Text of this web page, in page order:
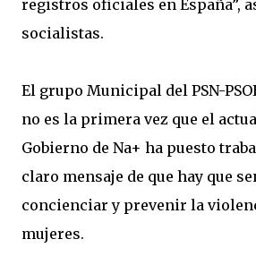
registros oficiales en España”,
socialistas.
El grupo Municipal del PSN-
no es la primera vez que el
Gobierno de Na+ ha puesto
claro mensaje de que hay que
concienciar y prevenir la
mujeres.